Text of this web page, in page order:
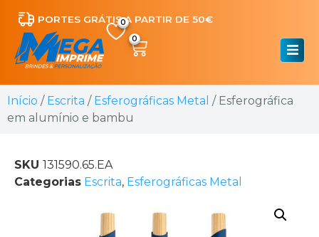
PORTES GRÁTIS A PARTIR DE 50€
0
Início / Escrita / Esferográficas Metal / Esferográfica
em alumínio e bambu
SKU 131590.65.EA
Categorias Escrita, Esferográficas Metal